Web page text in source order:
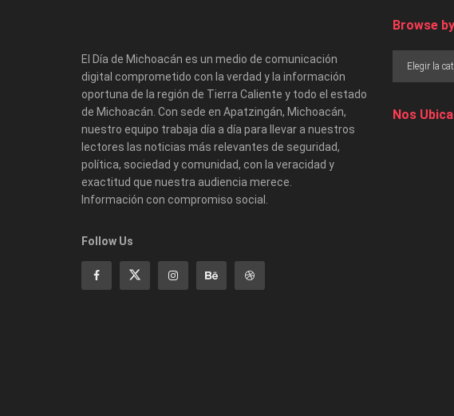
El Día de Michoacán es un medio de comunicación
digital comprometido con la verdad y la información
oportuna de la región de Tierra Caliente y todo el estado
de Michoacán. Con sede en Apatzingán, Michoacán,
nuestro equipo trabaja día a día para llevar a nuestros
lectores las noticias más relevantes de seguridad,
política, sociedad y comunidad, con la veracidad y
exactitud que nuestra audiencia merece.
Información con compromiso social.
Follow Us
Browse
Nos